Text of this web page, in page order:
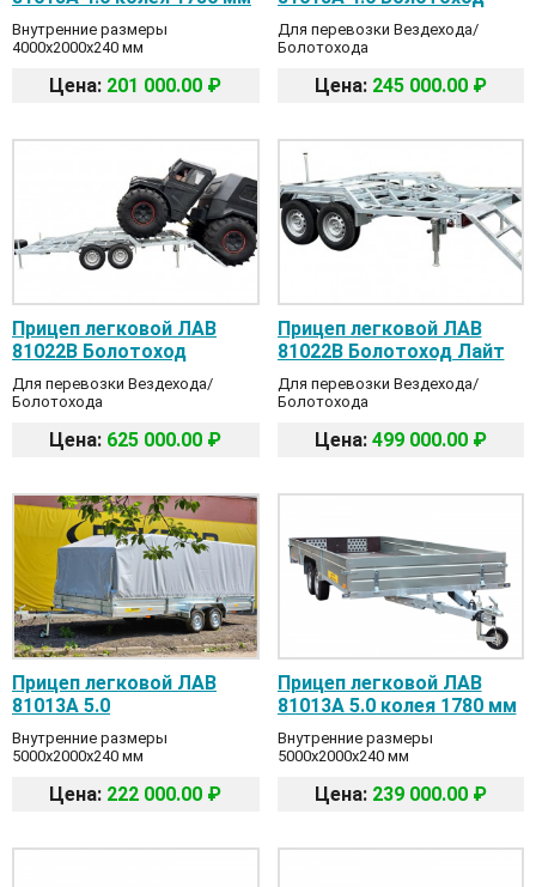
Внутренние размеры
4000x2000x240 мм
Цена: 201 000.00 ₽
Для перевозки Вездехода/
Болотохода
Цена: 245 000.00 ₽
Прицеп легковой ЛАВ
81022В Болотоход
Для перевозки Вездехода/
Болотохода
Цена: 625 000.00 ₽
Прицеп легковой ЛАВ
81022В Болотоход Лайт
Для перевозки Вездехода/
Болотохода
Цена: 499 000.00 ₽
Прицеп легковой ЛАВ
81013A 5.0
Внутренние размеры
5000x2000x240 мм
Цена: 222 000.00 ₽
Прицеп легковой ЛАВ
81013A 5.0 колея 1780 мм
Внутренние размеры
5000x2000x240 мм
Цена: 239 000.00 ₽